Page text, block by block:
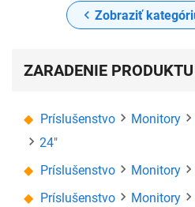
Zobraziť
ZARADENIE PRODUKTU
Príslušenstvo Monitory
24"
Príslušenstvo
Monitory
Príslušenstvo
Monitory